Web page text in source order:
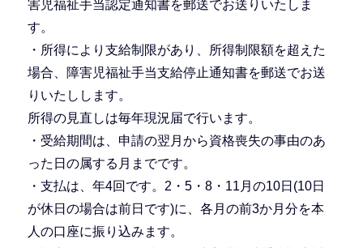
害児福祉手当認定通知書を郵送でお送りいたしま
す。
・所得により支給制限があり、所得制限額を超えた
場合、障害児福祉手当支給停止通知書を郵送でお送
りいたしします。
所得の見直しは毎年現況届で行います。
・受給期間は、申請の翌月から資格喪失の事由のあ
った日の属する月までです。
・支払は、年4回です。2・5・8・11月の10日(10日
が休日の場合は前日です)に、各月の前3か月分を本
人の口座に振り込みます。